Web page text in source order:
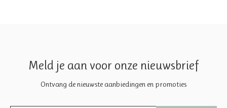
Meld je aan voor onze nieuwsbrief
Ontvang de nieuwste aanbiedingen en promoties